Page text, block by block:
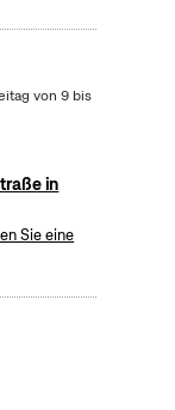
von 9 bis
in
Sie eine